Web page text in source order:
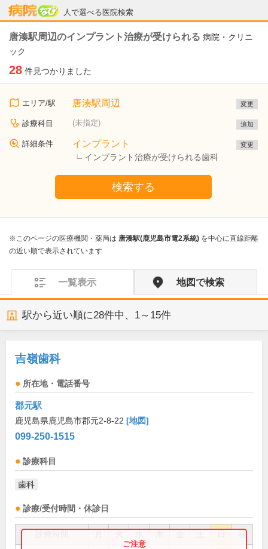
人で選べる医院検索
病院なび
唐湊駅周辺のインプラント治療が受けられる 病院・クリニ
ック
28 件見つかりました
エリア/駅 唐湊駅周辺 変更
診療科目 (未指定) 追加
詳細条件 インプラント
インプラント治療が受けられる歯科
変更
検索する
※このページの医療機関・薬局は 唐湊駅(鹿児島市電2系統) を中心に直線距離
の近い順で表示されています
一覧表示 地図で検索
駅から近い順に28件中、 1～15件
吉嶺歯科
所在地・電話番号
郡元駅
鹿児島県鹿児島市郡元2-8-22 [地図]
099-250-1515
診療科目
歯科
診療/受付時間・休診日
祝